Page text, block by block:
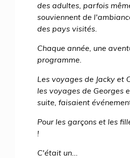
des adultes, parfois
souviennent de
des pays visités.
Chaque année, une
programme.
Les voyages de Jacky et
les voyages de Georges
suite, faisaient
Pour les garçons et les
!
C'était un...